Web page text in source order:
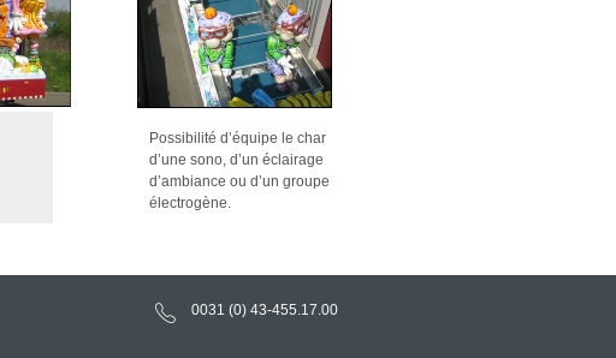
0031 (0) 43-455.17.00
Possibilité d’équipe le char
d’une sono, d’un éclairage
d’ambiance ou d’un groupe
électrogène.